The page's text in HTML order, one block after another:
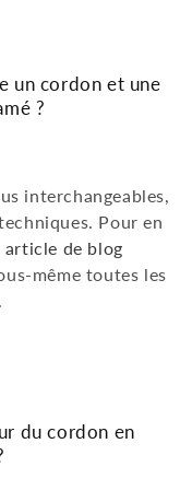
un cordon et une
?
interchangeables,
Pour en
article de blog
même toutes les
du cordon en